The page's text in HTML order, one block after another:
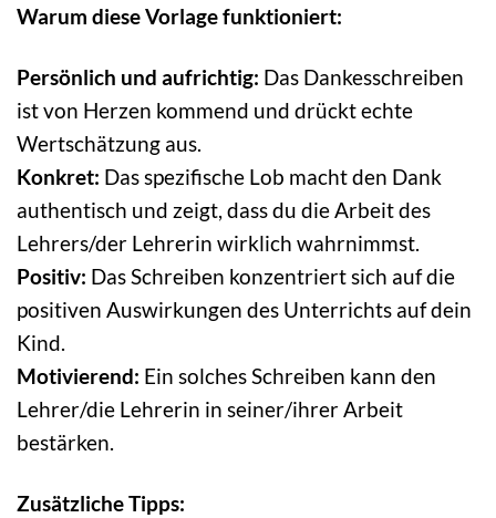
Warum diese Vorlage funktioniert:
Persönlich und aufrichtig: Das Dankesschreiben
ist von Herzen kommend und drückt echte
Wertschätzung aus.
Konkret: Das spezifische Lob macht den Dank
authentisch und zeigt, dass du die Arbeit des
Lehrers/der Lehrerin wirklich wahrnimmst.
Positiv: Das Schreiben konzentriert sich auf die
positiven Auswirkungen des Unterrichts auf dein
Kind.
Motivierend: Ein solches Schreiben kann den
Lehrer/die Lehrerin in seiner/ihrer Arbeit
bestärken.
Zusätzliche Tipps: